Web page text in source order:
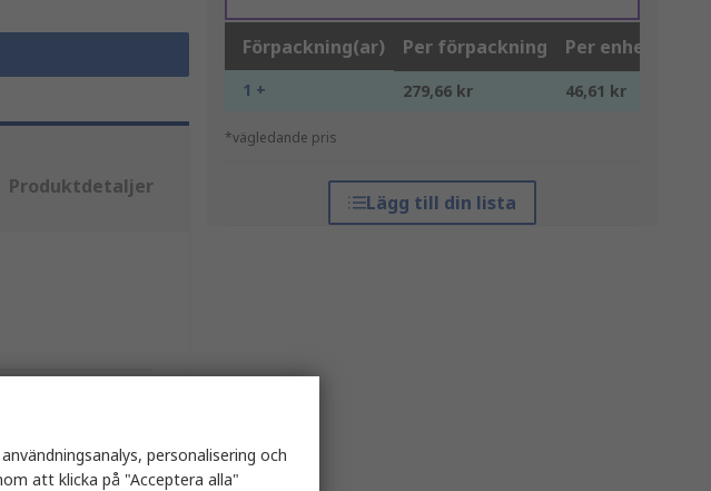
Förpackning(ar) Per förpackning Per enhet*
1 + 279,66 kr 46,61 kr
*vägledande pris
Lägg till din lista
Produktdetaljer
personalisering och
att klicka på "Acceptera alla"